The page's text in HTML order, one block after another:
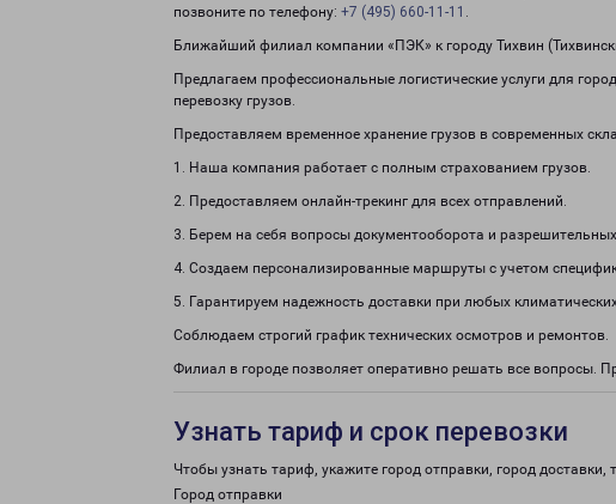
позвоните по телефону: +7 (495) 660-11-11 .
Ближайший филиал компании «ПЭК» к городу Тихвин
Предлагаем профессиональные логистические услуги для
перевозку грузов.
Предоставляем временное хранение грузов в современных
1. Наша компания работает с полным страхованием грузов.
2. Предоставляем онлайн-трекинг для всех отправлений.
3. Берем на себя вопросы документооборота и
4. Создаем персонализированные маршруты с учетом
5. Гарантируем надежность доставки при любых
Соблюдаем строгий график технических осмотров и ремонтов.
Филиал в городе позволяет оперативно решать все вопросы.
Узнать тариф и срок перевозки
Чтобы узнать тариф, укажите город отправки, город доставки,
Город отправки